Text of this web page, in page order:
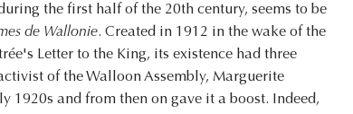
the first half of the 20th century, seems to be
de Wallonie. Created in 1912 in the wake of the
Letter to the King, its existence had three
of the Walloon Assembly, Marguerite
and from then on gave it a boost. Indeed,